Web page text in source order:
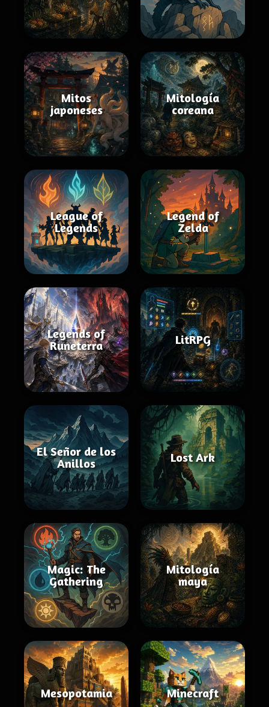
Mitos
japoneses
Mitología
coreana
League of
Legends
Legend of
Zelda
Legends of
Runeterra
LitRPG
El Señor de los
Anillos
Lost Ark
Magic: The
Gathering
Mitología
maya
Mesopotamia Minecraft